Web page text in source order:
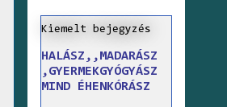
Kiemelt bejegyzés
HALÁSZ,,MADARÁSZ
,GYERMEKGYÓGYÁSZ
MIND ÉHENKÓRÁSZ